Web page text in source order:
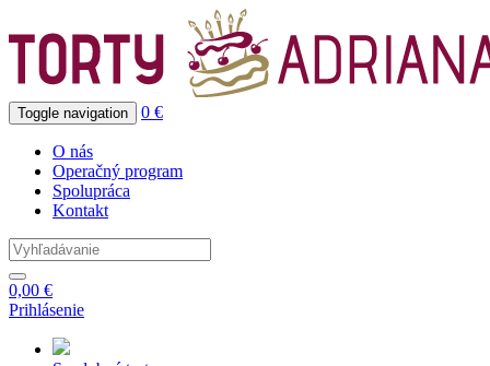
Toggle navigation 0 €
O nás
Operačný program
Spolupráca
Kontakt
0,00 €
Prihlásenie